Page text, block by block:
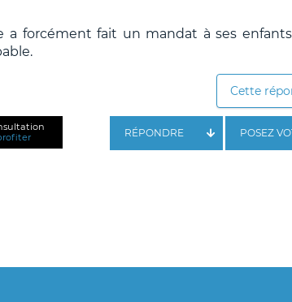
a forcément fait un mandat à ses
Cette
POSEZ
RÉPONDRE